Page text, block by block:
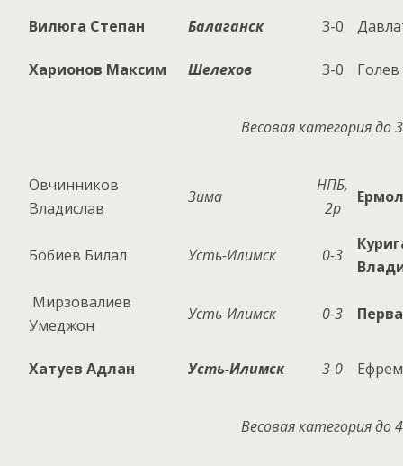
Вилюга Степан Балаганск 3-0
Харионов Максим Шелехов 3-0
Весовая категория до
Овчинников
Владислав
Зима
НПБ,
2р
Бобиев Билал Усть-Илимск 0-3
Мирзовалиев
Умеджон
Усть-Илимск 0-3
Хатуев Адлан Усть-Илимск 3-0
Весовая категория до